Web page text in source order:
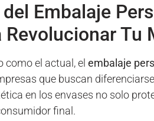
Embalaje
Tu
el actual, el embalaje
que buscan
en los envases no solo
final.